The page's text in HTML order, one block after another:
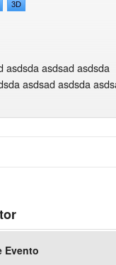
3D
asdsda asdsad asdsda
asdsad asdsda
Evento